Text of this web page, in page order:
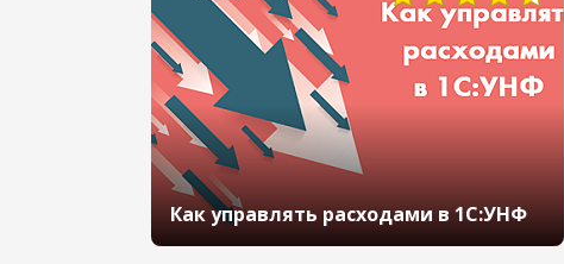
Как управлять расходами в 1С:УНФ